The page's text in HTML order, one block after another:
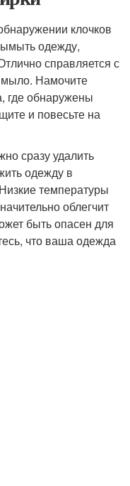
клочков
одежду,
справляется с
мыло. Намочите
где обнаружены
и повесьте на
сразу удалить
одежду в
температуры
облегчит
быть опасен для
что ваша одежда